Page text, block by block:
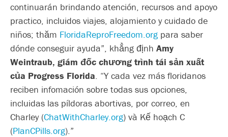
continuarán brindando atención, recursos and apoyo
practico, incluidos viajes, alojamiento y cuidado de
niños; thăm FloridaReproFreedom.org para saber
dónde conseguir ayuda”, khẳng định Amy
Weintraub, giám đốc chương trình tái sản xuất
của Progress Florida. “Y cada vez más floridanos
reciben infomación sobre todas sus opciones,
incluidas las píldoras abortivas, por correo, en
Charley (ChatWithCharley.org) và Kế hoạch C
(PlanCPills.org).”